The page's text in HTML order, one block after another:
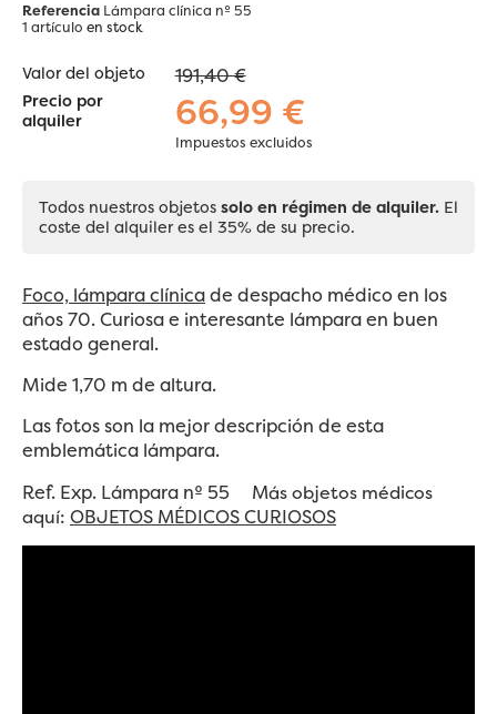
Referencia Lámpara clínica nº 55
1 artículo en stock
Valor del objeto 191,40 €
Precio por
alquiler
66,99 €
Impuestos excluidos
Todos nuestros objetos solo en régimen de alquiler. El
coste del alquiler es el 35% de su precio.
Foco, lámpara clínicade despacho médico en los
años 70. Curiosa e interesante lámpara en buen
estado general.
Mide 1,70 m de altura.
Las fotos son la mejor descripción de esta
emblemática lámpara.
Ref. Exp. Lámpara nº 55 Más objetos médicos
aquí: OBJETOS MÉDICOS CURIOSOS